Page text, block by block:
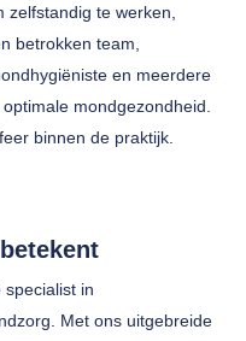
te werken,
betrokken team,
en meerdere
mondgezondheid.
binnen de praktijk.
in
Met ons uitgebreide